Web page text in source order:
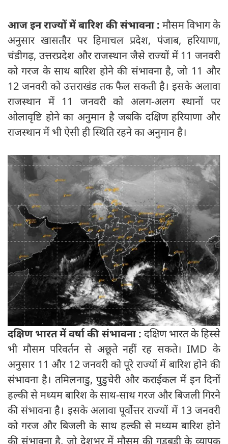
आज इन राज्यों में बारिश की संभावना : मौसम विभाग के
अनुसार खासतौर पर हिमाचल प्रदेश, पंजाब, हरियाणा,
चंडीगढ़, उत्तरप्रदेश और राजस्थान जैसे राज्यों में 11 जनवरी
को गरज के साथ बारिश होने की संभावना है, जो 11 और
12 जनवरी को उत्तराखंड तक फैल सकती है। इसके अलावा
राजस्थान में 11 जनवरी को अलग-अलग स्थानों पर
ओलावृष्टि होने का अनुमान है जबकि दक्षिण हरियाणा और
राजस्थान में भी ऐसी ही स्थिति रहने का अनुमान है।
दक्षिण भारत में वर्षा की संभावना : दक्षिण भारत के हिस्से
भी मौसम परिवर्तन से अछूते नहीं रह सकते। IMD के
अनुसार 11 और 12 जनवरी को पूरे राज्यों में बारिश होने की
संभावना है। तमिलनाडु, पुडुचेरी और कराईकल में इन दिनों
हल्की से मध्यम बारिश के साथ-साथ गरज और बिजली गिरने
की संभावना है। इसके अलावा पूर्वोत्तर राज्यों में 13 जनवरी
को गरज और बिजली के साथ हल्की से मध्यम बारिश होने
की संभावना है, जो देशभर में मौसम की गड़बड़ी के व्यापक